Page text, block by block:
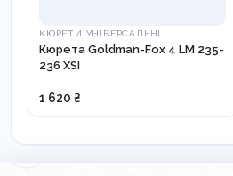
КЮРЕТИ УНІВЕРСАЛЬНІ
Кюрета Goldman-Fox 4 LM 235-
236 XSI
1 620 ₴